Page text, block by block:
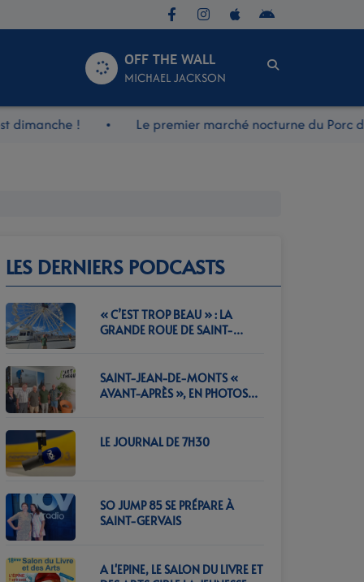
OFF THE WALL
MICHAEL JACKSON
! Le premier marché nocturne du Porc du
LES DERNIERS PODCASTS
« C’EST TROP BEAU » : LA
GRANDE ROUE DE SAINT-
SAINT-JEAN-DE-MONTS «
AVANT-APRÈS », EN PHOTOS
LE JOURNAL DE 7H30
SO JUMP 85 SE PRÉPARE À
SAINT-GERVAIS
A L'EPINE, LE SALON DU LIVRE ET